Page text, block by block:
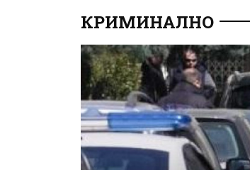
КРИМИНАЛНО